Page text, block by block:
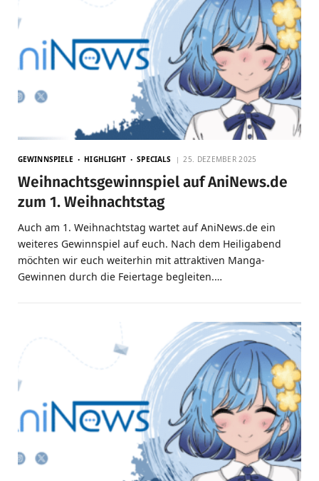
GEWINNSPIELE HIGHLIGHT SPECIALS 25. DEZEMBER 2025
Weihnachtsgewinnspiel auf AniNews.de
zum 1. Weihnachtstag
Auch am 1. Weihnachtstag wartet auf AniNews.de ein
weiteres Gewinnspiel auf euch. Nach dem Heiligabend
möchten wir euch weiterhin mit attraktiven Manga-
Gewinnen durch die Feiertage begleiten.…